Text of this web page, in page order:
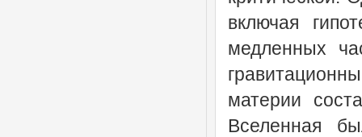
включая
медленных
материи
Вселенная